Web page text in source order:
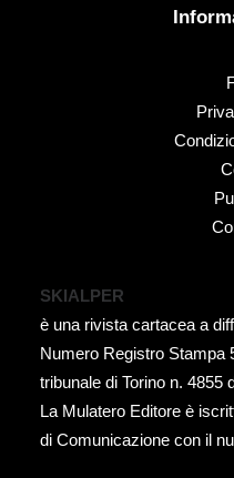
SKIALPER
è una rivista cartacea a
Numero Registro Stampa
tribunale di Torino n. 4855
La Mulatero Editore è
di Comunicazione con il